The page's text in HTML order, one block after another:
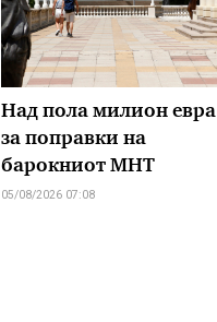
Над пола милион евра
за поправки на
барокниот МНТ
05/08/2026 07:08